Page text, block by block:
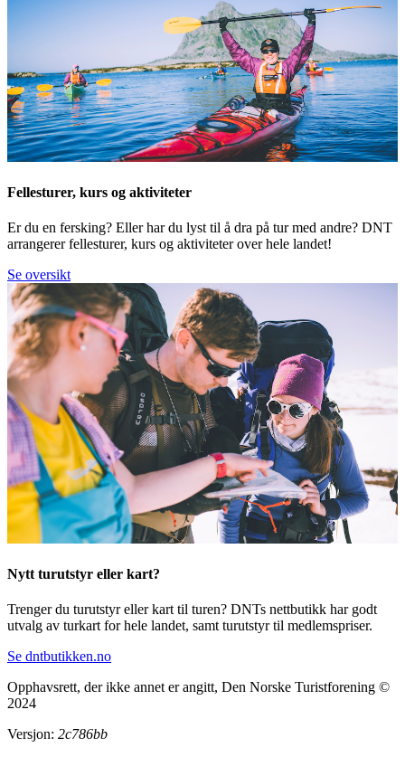
Fellesturer, kurs og aktiviteter
Er du en fersking? Eller har du lyst til å dra på tur med andre? DNT
arrangerer fellesturer, kurs og aktiviteter over hele landet!
Se oversikt
Nytt turutstyr eller kart?
Trenger du turutstyr eller kart til turen? DNTs nettbutikk har godt
utvalg av turkart for hele landet, samt turutstyr til medlemspriser.
Se dntbutikken.no
Opphavsrett, der ikke annet er angitt, Den Norske Turistforening ©
2024
Versjon: 2c786bb